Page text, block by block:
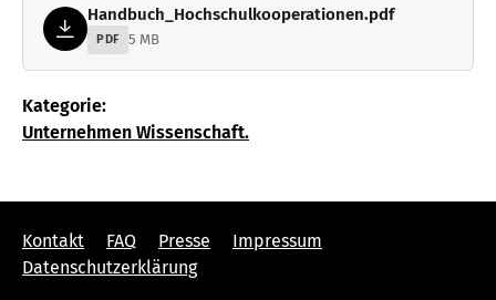
Handbuch_Hochschulkooperationen.pdf
PDF 5 MB
Kategorie:
Unternehmen Wissenschaft.
Kontakt FAQ Presse
Impressum
Datenschutzerklärung